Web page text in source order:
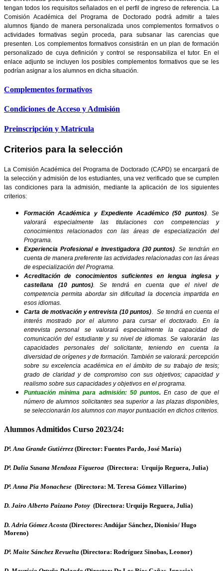
tengan todos los requisitos señalados en el perfil de ingreso de referencia. La
Comisión Académica del Programa de Doctorado podrá admitir a tales
alumnos fijando de manera personalizada unos complementos formativos o
actividades formativas según proceda, para subsanar las carencias que
presenten. Los complementos formativos consistirán en un plan de formación
personalizado de cuya definición y control se responsabiliza el tutor. En el
enlace adjunto se incluyen los posibles complementos formativos que se les
podrían asignar a los alumnos en dicha situación.
Complementos formativos
Condiciones de Acceso y Admisión
Preinscripción y Matrícula
Criterios para la selección
La Comisión Académica del Programa de Doctorado (CAPD) se encargará de
la selección y admisión de los estudiantes, una vez verificado que se cumplen
las condiciones para la admisión, mediante la aplicación de los siguientes
criterios:
Formación Académica y Expediente Académico (50 puntos). Se
valorará especialmente las titulaciones con competencias y
conocimientos relacionados con las áreas de especialización del
Programa.
Experiencia Profesional e Investigadora (30 puntos) . Se tendrán en
cuenta de manera preferente las actividades relacionadas con las áreas
de especialización del Programa.
Acreditación de conocimientos suficientes en lengua inglesa y
castellana (10 puntos) . Se tendrá en cuenta que el nivel de
competencia permita abordar sin dificultad la docencia impartida en
esos idiomas.
Carta de motivación y entrevista (10 puntos) . Se tendrá en cuenta el
interés mostrado por el alumno para cursar el doctorado. En la
entrevista personal se valorará especialmente la capacidad de
comunicación del estudiante y su nivel de idiomas. Se valorarán las
capacidades personales del solicitante, teniendo en cuenta la
diversidad de orígenes y de formación. También se valorará: percepción
sobre su excelencia académica en el ámbito de su trabajo de tesis;
grado de claridad y de compromiso con sus objetivos; capacidad y
realismo sobre sus capacidades y objetivos en el programa.
Puntuación mínima para admisión: 50 puntos. En caso de que el
número de alumnos solicitantes sea superior a las plazas disponibles,
se seleccionarán los alumnos con mayor puntuación en dichos criterios.
Alumnos Admitidos Curso 2023/24:
Dª. Ana Grande Gutiérrez (Director: Fuentes Pardo, José María)
Dª. Dalia Susana Mendoza Figueroa (Directora: Urquijo Reguera, Julia)
Dª. Anna Pia Monachese (Directora: M. Teresa Gómez Villarino)
D. Jairo Alberto Paizano Potoy (Directora: Urquijo Reguera, Julia)
D. Adria Gómez Acosta (Directores: Andújar Sánchez, Dionisio/ Hugo
Moreno)
Dª. Maite Sánchez Revuelta (Directora: Rodríguez Sinobas, Leonor)